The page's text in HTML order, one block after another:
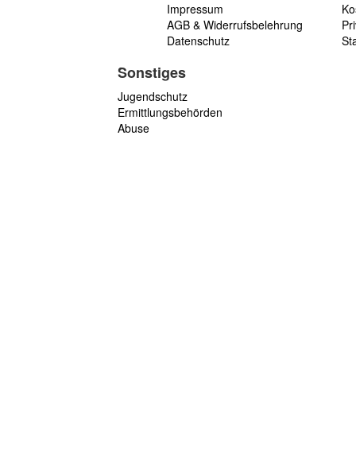
Impressum
AGB & Widerrufsbelehrung
Datenschutz
Sonstiges
Jugendschutz
Ermittlungsbehörden
Abuse